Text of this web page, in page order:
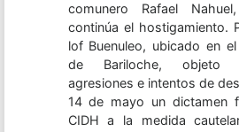
comunero Rafael
continúa el hostigamiento.
lof Buenuleo, ubicado en el
de Bariloche, objeto
agresiones e intentos de
14 de mayo un dictamen
CIDH a la medida